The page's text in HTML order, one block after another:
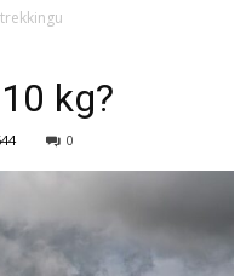
kg?
0